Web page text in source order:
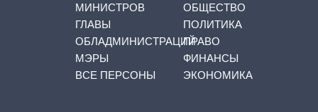
МИНИСТРОВ
ГЛАВЫ
ОБЛАДМИНИСТРАЦИЙ
МЭРЫ
ВСЕ ПЕРСОНЫ
ОБЩЕСТВО
ПОЛИТИКА
ПРАВО
ФИНАНСЫ
ЭКОНОМИКА